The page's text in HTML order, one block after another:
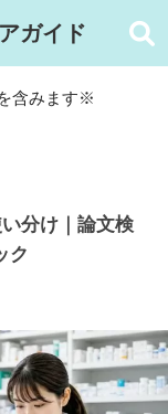
ガイド
含みます※
分け｜論文検
ク